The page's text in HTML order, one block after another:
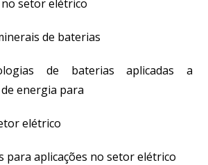
setor elétrico
de baterias
de baterias aplicadas a
energia para
elétrico
para aplicações no setor elétrico